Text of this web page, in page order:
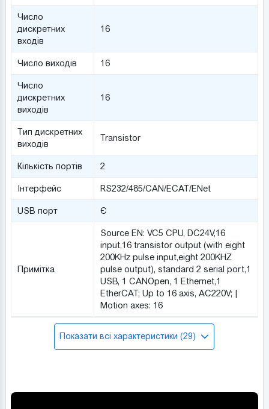
Число
дискретних
входів
16
Число виходів 16
Число
дискретних
виходів
16
Тип дискретних
виходів
Transistor
Кількість портів 2
Інтерфейс RS232/485/CAN/ECAT/ENet
USB порт Є
Примітка
Source EN: VC5 CPU, DC24V,16
input,16 transistor output (with eight
200KHz pulse input,eight 200KHZ
pulse output), standard 2 serial port,1
USB, 1 CANOpen, 1 Ethernet,1
EtherCAT; Up to 16 axis, AC220V; |
Motion axes: 16
Показати всі характеристики (29)